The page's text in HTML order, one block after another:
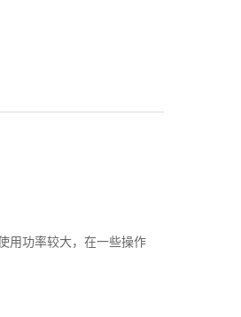
用功率较大，在一些操作